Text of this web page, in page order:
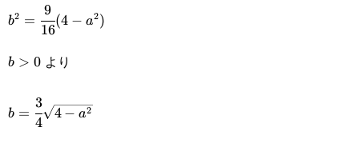
a^2)
b^2=\cfrac{9}
{16}(4-a^2)
b2 =
16
9
(4 − a2)
b>0
b > 0より
b=\cfrac{3}
{4}\sqrt{4-
b =
4
3
4 − a2